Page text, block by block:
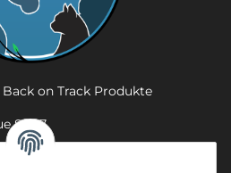
on Track Produkte
Str. 7